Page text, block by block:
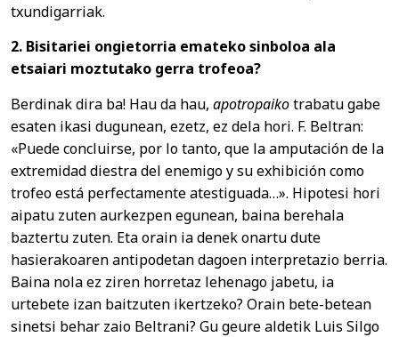
txundigarriak.
2. Bisitariei ongietorria emateko sinboloa ala
etsaiari moztutako gerra trofeoa?
Berdinak dira ba! Hau da hau, apotropaikotrabatu gabe
esaten ikasi dugunean, ezetz, ez dela hori. F. Beltran:
«Puede concluirse, por lo tanto, que la amputación de la
extremidad diestra del enemigo y su exhibición como
trofeo está perfectamente atestiguada…». Hipotesi hori
aipatu zuten aurkezpen egunean, baina berehala
baztertu zuten. Eta orain ia denek onartu dute
hasierakoaren antipodetan dagoen interpretazio berria.
Baina nola ez ziren horretaz lehenago jabetu, ia
urtebete izan baitzuten ikertzeko? Orain bete-betean
sinetsi behar zaio Beltrani? Gu geure aldetik Luis Silgo